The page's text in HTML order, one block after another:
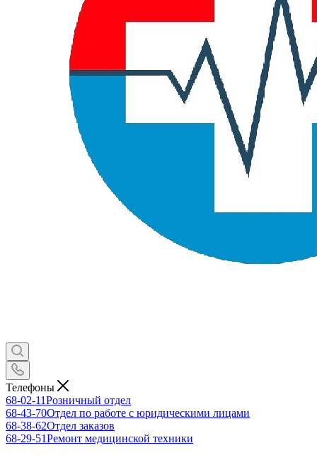
Телефоны
68-02-11Розничный отдел
68-43-70Отдел по работе с юридическими лицами
68-38-62Отдел заказов
68-29-51Ремонт медицинской техники